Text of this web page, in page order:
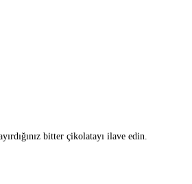
bitter çikolatayı ilave edin.